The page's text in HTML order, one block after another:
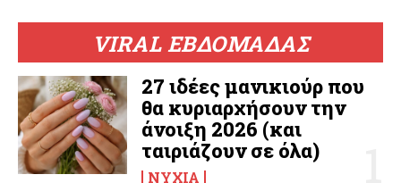
VIRAL ΕΒΔΟΜΑΔΑΣ
27 ιδέες μανικιούρ που
θα κυριαρχήσουν την
άνοιξη 2026 (και
ταιριάζουν σε όλα)
ΝΎΧΙΑ